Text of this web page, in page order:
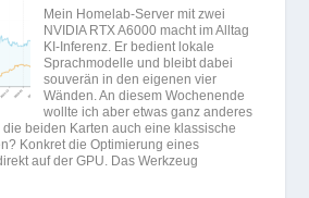
Mein Homelab-Server mit zwei
NVIDIA RTX A6000 macht im Alltag
KI-Inferenz. Er bedient lokale
Sprachmodelle und bleibt dabei
souverän in den eigenen vier
Wänden. An diesem Wochenende
wollte ich aber etwas ganz anderes
beiden Karten auch eine klassische
Konkret die Optimierung eines
auf der GPU. Das Werkzeug